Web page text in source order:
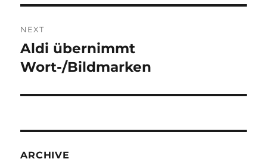
NEXT
Next
post:
Aldi übernimmt
Wort-/Bildmarken
ARCHIVE